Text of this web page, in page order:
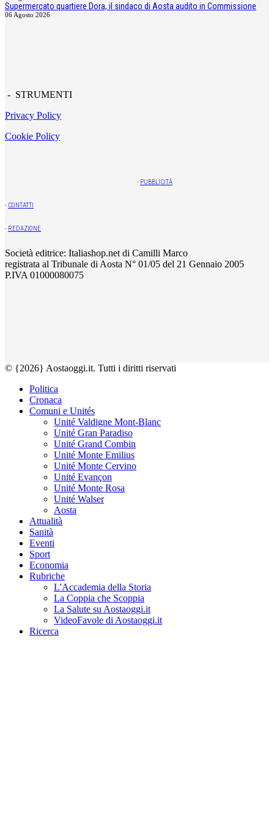
Supermercato quartiere Dora, il sindaco di Aosta audito in Commissione
06 Agosto 2026
- STRUMENTI
Privacy Policy
Cookie Policy
- PUBBLICITÀ
- CONTATTI
- REDAZIONE
Società editrice: Italiashop.net di Camilli Marco
registrata al Tribunale di Aosta N° 01/05 del 21 Gennaio 2005
P.IVA 01000080075
© {2026} Aostaoggi.it. Tutti i diritti riservati
Politica
Cronaca
Comuni e Unités
Unité Valdigne Mont-Blanc
Unité Gran Paradiso
Unité Grand Combin
Unité Monte Emilius
Unité Monte Cervino
Unité Evançon
Unité Monte Rosa
Unité Walser
Aosta
Attualità
Sanità
Eventi
Sport
Economia
Rubriche
L'Accademia della Storia
La Coppia che Scoppia
La Salute su Aostaoggi.it
VideoFavole di Aostaoggi.it
Ricerca